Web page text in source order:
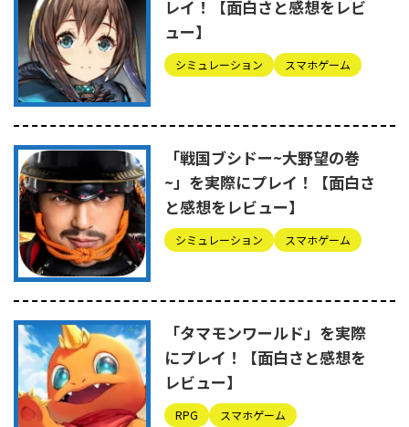
レイ！【面白さと感想をレビ
ュー】
シミュレーション スマホゲーム
「戦国ブシドー~大野望の巻
~」を実際にプレイ！【面白さ
と感想をレビュー】
シミュレーション スマホゲーム
「タマモンワールド」を実際
にプレイ！【面白さと感想を
レビュー】
RPG スマホゲーム